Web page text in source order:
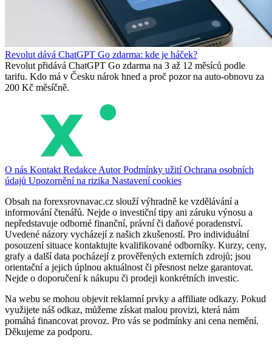
Revolut dává ChatGPT Go zdarma: kde je háček?
Revolut přidává ChatGPT Go zdarma na 3 až 12 měsíců podle
tarifu. Kdo má v Česku nárok hned a proč pozor na auto-obnovu za
200 Kč měsíčně.
O nás KontaktRedakceAutorPodmínky užitíOchrana osobních
údajů Upozornění na rizika Nastavení cookies
Obsah na forexsrovnavac.cz slouží výhradně ke vzdělávání a
informování čtenářů. Nejde o investiční tipy ani záruku výnosu a
nepředstavuje odborné finanční, právní či daňové poradenství.
Uvedené názory vycházejí z našich zkušeností. Pro individuální
posouzení situace kontaktujte kvalifikované odborníky. Kurzy, ceny,
grafy a další data pocházejí z prověřených externích zdrojů; jsou
orientační a jejich úplnou aktuálnost či přesnost nelze garantovat.
Nejde o doporučení k nákupu či prodeji konkrétních investic.
Na webu se mohou objevit reklamní prvky a affiliate odkazy. Pokud
využijete náš odkaz, můžeme získat malou provizi, která nám
pomáhá financovat provoz. Pro vás se podmínky ani cena nemění.
Děkujeme za podporu.